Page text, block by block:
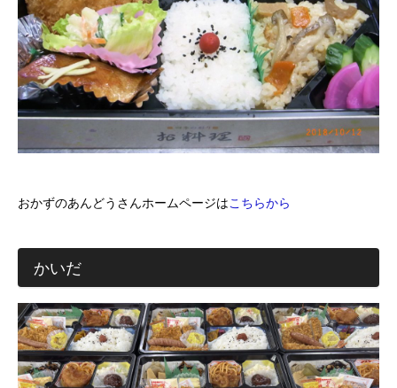
おかずのあんどうさんホームページはこちらから
かいだ